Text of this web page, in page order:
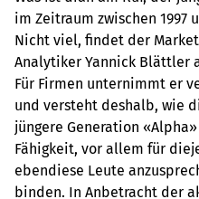
im Zeitraum zwischen 1997
Nicht viel, findet der
Analytiker Yannick Blättler
Für Firmen unternimmt er
und versteht deshalb, wie
jüngere Generation
Fähigkeit, vor allem für
ebendiese Leute
binden. In Anbetracht der